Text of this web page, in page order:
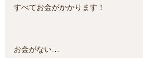
すべてお金がかかります！
お金がない…